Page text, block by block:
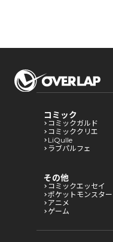
コミック
コミックガルド
コミッククリエ
LiQulle
ラブパルフェ
その他
コミックエッセイ
ポケットモンスター
アニメ
ゲーム